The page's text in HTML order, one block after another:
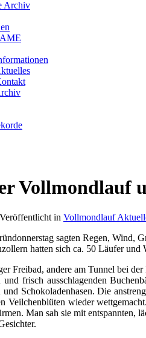
Archiv
Vollmondlauf
in Vollmondlauf
sagten Regen, Wind,
hatten sich ca. 50 Läufer
Freibad, andere am Tunnel bei
und frisch ausschlagenden
Schokoladenhasen. Die
Veilchenblüten wieder
Man sah sie mit entspannten,